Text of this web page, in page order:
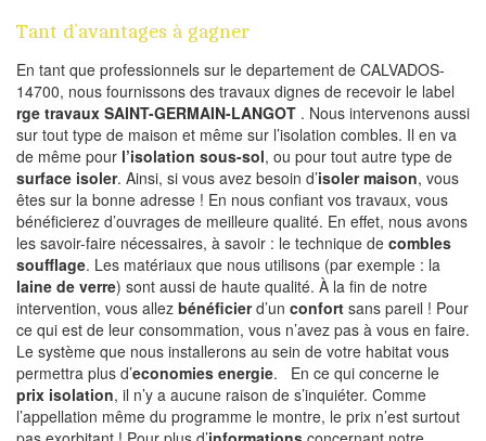
Tant d’avantages à gagner
En tant que professionnels sur le departement de CALVADOS-
14700, nous fournissons des travaux dignes de recevoir le label
rge travaux SAINT-GERMAIN-LANGOT . Nous intervenons aussi
sur tout type de maison et même sur l’isolation combles. Il en va
de même pour l’isolation sous-sol, ou pour tout autre type de
surface isoler. Ainsi, si vous avez besoin d’isoler maison, vous
êtes sur la bonne adresse ! En nous confiant vos travaux, vous
bénéficierez d’ouvrages de meilleure qualité. En effet, nous avons
les savoir-faire nécessaires, à savoir : le technique de combles
soufflage. Les matériaux que nous utilisons (par exemple : la
laine de verre) sont aussi de haute qualité. À la fin de notre
intervention, vous allez bénéficierd’un confort sans pareil ! Pour
ce qui est de leur consommation, vous n’avez pas à vous en faire.
Le système que nous installerons au sein de votre habitat vous
permettra plus d’economies energie. En ce qui concerne le
prix isolation, il n’y a aucune raison de s’inquiéter. Comme
l’appellation même du programme le montre, le prix n’est surtout